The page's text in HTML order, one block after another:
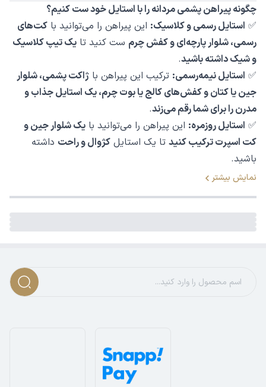
چگونه پیراهن پشمی مردانه را با استایل خود ست کنیم؟
✅ استایل رسمی و کلاسیک: این پیراهن را می‌توانید با کت‌های
رسمی، شلوار پارچه‌ای و کفش چرم ست کنید تا یک تیپ کلاسیک
و شیک داشته باشید.
✅ استایل نیمه‌رسمی: ترکیب این پیراهن با ژاکت پشمی، شلوار
جین یا کتان و کفش‌های کالج یا بوت چرم، یک استایل جذاب و
مدرن را برای شما رقم می‌زند.
✅ استایل روزمره: این پیراهن را می‌توانید با یک شلوار جین و
کت اسپرت ترکیب کنید تا یک استایل کژوال و راحت داشته
باشید.
نمایش بیشتر